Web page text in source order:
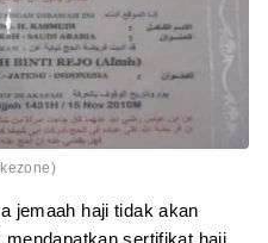
jemaah haji tidak akan
sertifikat haji